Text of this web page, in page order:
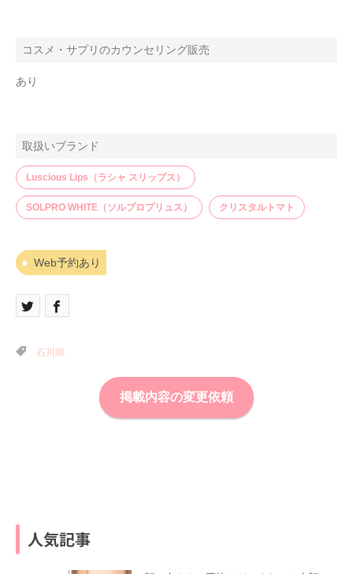
コスメ・サプリのカウンセリング販売
あり
取扱いブランド
Luscious Lips（ラシャ スリップス）
SOLPRO WHITE（ソルプロプリュス） クリスタルトマト
Web予約あり
石川県
掲載内容の変更依頼
人気記事